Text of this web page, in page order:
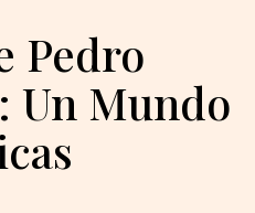
Pedro
Un Mundo